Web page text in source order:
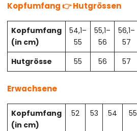
Kopfumfang 👉 Hutgrössen
Kopfumfang
(in cm)
54,1–
55
55,1–
56
56,1–
57
Hutgrösse
55 56 57
Erwachsene
Kopfumfang
(in cm)
52 53 54 55